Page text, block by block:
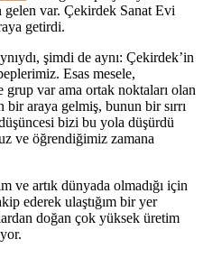
gelen var. Çekirdek Sanat Evi
getirdi.
şimdi de aynı: Çekirdek’in
Esas mesele,
var ama ortak noktaları olan
bir araya gelmiş, bunun bir sırrı
bizi bu yola düşürdü
ve öğrendiğimiz zamana
ve artık dünyada olmadığı için
ederek ulaştığım bir yer
doğan çok yüksek üretim